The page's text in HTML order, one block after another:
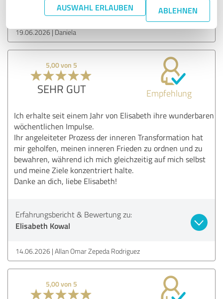
AUSWAHL ERLAUBEN ABLEHNEN
Elisabeth Kowal
19.06.2026 Daniela
5,00 von 5
SEHR GUT Empfehlung
Ich erhalte seit einem Jahr von Elisabeth ihre wunderbaren
wöchentlichen Impulse.
Ihr angeleiteter Prozess der inneren Transformation hat
mir geholfen, meinen inneren Frieden zu ordnen und zu
bewahren, während ich mich gleichzeitig auf mich selbst
und meine Ziele konzentriert halte.
Danke an dich, liebe Elisabeth!
Erfahrungsbericht & Bewertung zu:
Elisabeth Kowal
14.06.2026 Allan Omar Zepeda Rodriguez
5,00 von 5